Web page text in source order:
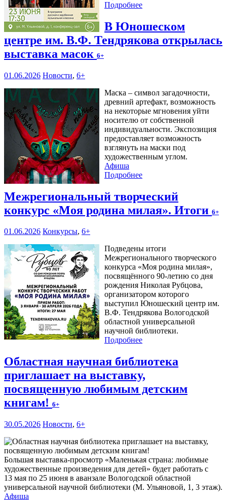
Подробнее
В Юношеском
центре им. В.Ф. Тендрякова открылась
выставка масок 6+
01.06.2026 Новости, 6+
Маска – символ загадочности,
древний артефакт, возможность
на некоторые мгновения уйти
носителю от собственной
индивидуальности. Экспозиция
предоставляет возможность
взглянуть на маски под
художественным углом.
Афиша
Подробнее
Межрегиональный творческий
конкурс «Моя родина милая». Итоги 6+
01.06.2026 Конкурсы, 6+
Подведены итоги
Межрегионального творческого
конкурса «Моя родина милая»,
посвящённого 90-летию со дня
рождения Николая Рубцова,
организатором которого
выступил Юношеский центр им.
В.Ф. Тендрякова Вологодской
областной универсальной
научной библиотеки.
Подробнее
Областная научная библиотека
приглашает на выставку,
посвященную любимым детским
книгам! 6+
30.05.2026 Новости, 6+
Большая выставка-просмотр «Маленькая страна: любимые
художественные произведения для детей» будет работать с
13 мая по 25 июня в аванзале Вологодской областной
универсальной научной библиотеки (М. Ульяновой, 1, 3 этаж).
Афиша